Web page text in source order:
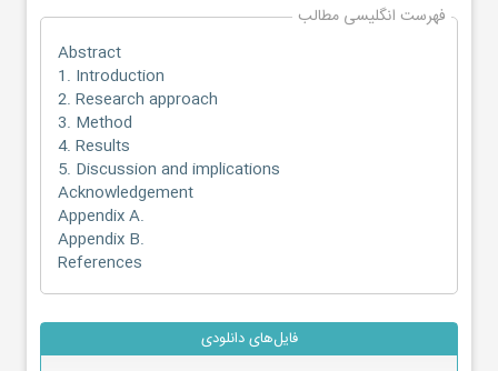
فهرست انگلیسی مطالب
Abstract
1. Introduction
2. Research approach
3. Method
4. Results
5. Discussion and implications
Acknowledgement
Appendix A.
Appendix B.
References
فایل‌های دانلودی